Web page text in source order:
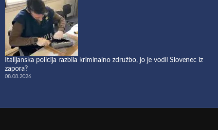
Italijanska policija razbila kriminalno združbo, jo je vodil Slovenec iz
zapora?
08.08.2026